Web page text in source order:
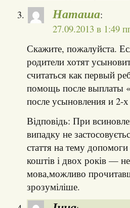
Наташа:
27.09.2013 в 1:49
Скажите, пожалуйста.
родители хотят
считаться как первый
помощь после выплаты
после усыновления и 2-
Відповідь: При
випадку не
стаття на тему
коштів і двох років —
мова,можливо
зрозуміліше.